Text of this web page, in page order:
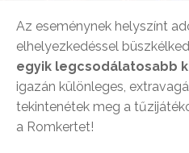
Az eseménynek helyszínt
elhelyezkedéssel
egyik legcsodálatosabb
igazán különleges,
tekintenétek meg a
a Romkertet!